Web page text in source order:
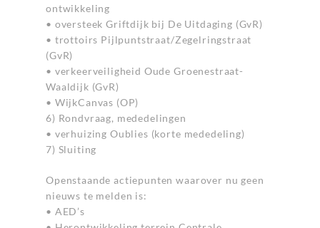
ontwikkeling
• oversteek Griftdijk bij De Uitdaging (GvR)
• trottoirs Pijlpuntstraat/Zegelringstraat
(GvR)
• verkeerveiligheid Oude Groenestraat-
Waaldijk (GvR)
• WijkCanvas (OP)
6) Rondvraag, mededelingen
• verhuizing Oublies (korte mededeling)
7) Sluiting
Openstaande actiepunten waarover nu geen
nieuws te melden is:
• AED’s